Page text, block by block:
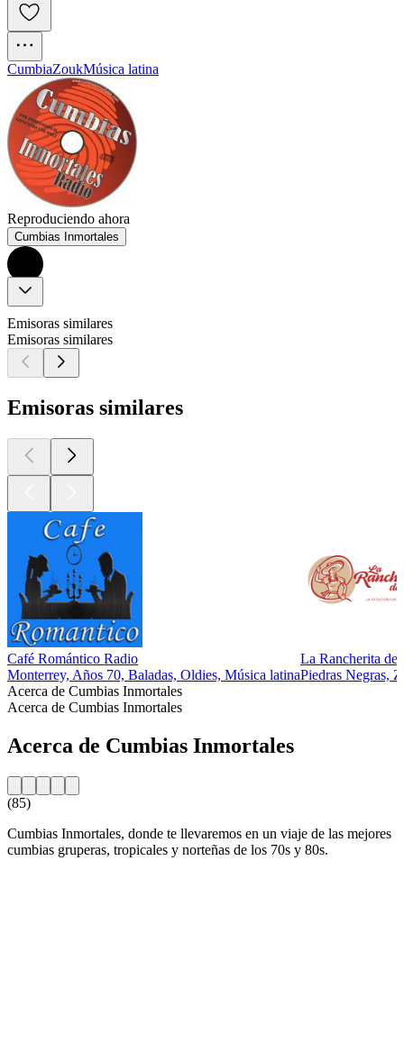
CumbiaZoukMúsica latina
Reproduciendo ahora
Cumbias Inmortales
Emisoras similares
Emisoras similares
Emisoras similares
Café Romántico Radio
Monterrey, Años 70, Baladas, Oldies, Música latina
La Rancherita
Piedras Negras,
Acerca de Cumbias Inmortales
Acerca de Cumbias Inmortales
Acerca de Cumbias Inmortales
(85)
Cumbias Inmortales, donde te llevaremos en un viaje de las mejores
cumbias gruperas, tropicales y norteñas de los 70s y 80s.